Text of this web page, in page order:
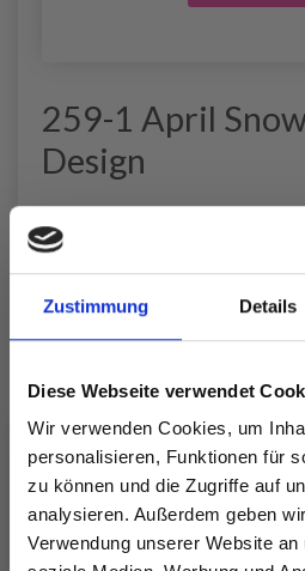
Zustimmung Details
Diese Webseite verwendet
Wir verwenden Cookies, um
personalisieren, Funktionen für
zu können und die Zugriffe auf
analysieren. Außerdem geben
Verwendung unserer Website
259-1 April
Design
DROPS 259-1
DROPS Design: Modell da-038
GRÖSSE:
derMaßskizze!)
GARN:
DROPS DAISY von Garnstudio
400-450-500-550-600-650 g